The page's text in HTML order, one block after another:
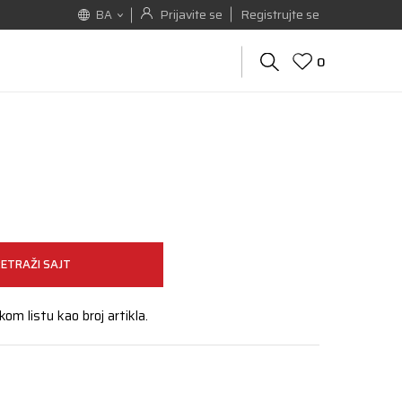
Prijavite se Registrujte se
BA
0
SAJT
listu kao broj artikla.